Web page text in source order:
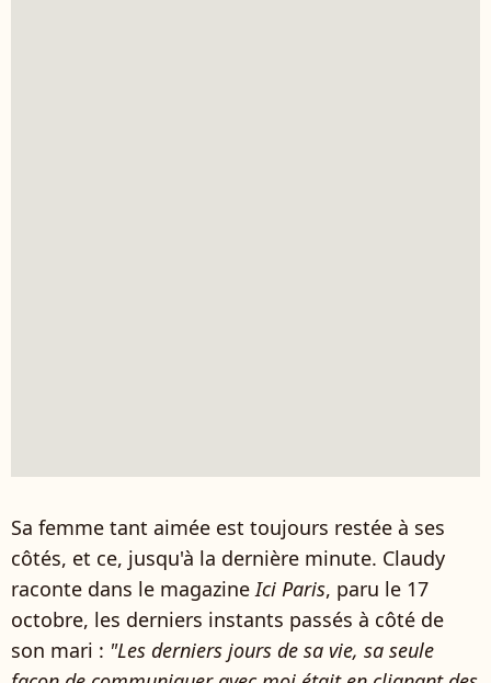
Sa femme tant aimée est toujours restée à ses
côtés, et ce, jusqu'à la dernière minute. Claudy
raconte dans le magazine Ici Paris, paru le 17
octobre, les derniers instants passés à côté de
son mari : "Les derniers jours de sa vie, sa seule